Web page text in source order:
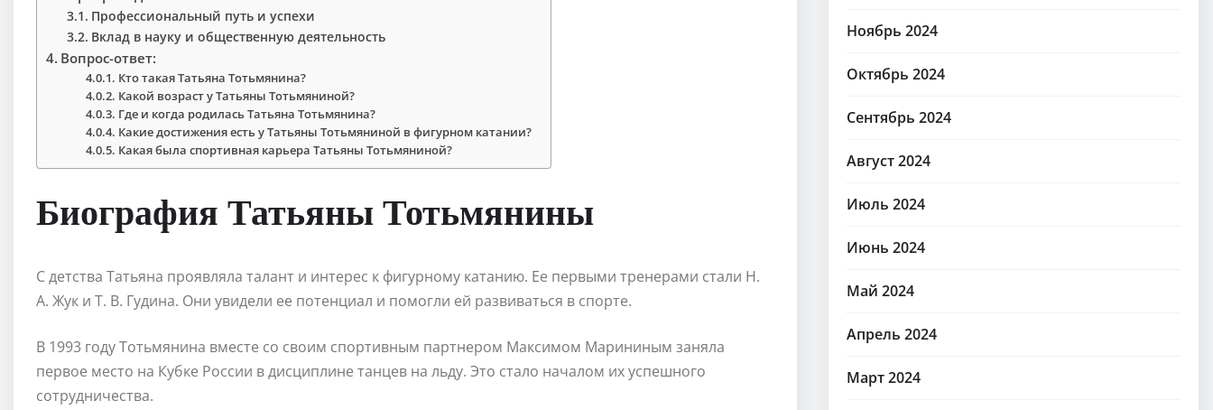
Профессиональный путь и успехи
Вклад в науку и общественную деятельность
Вопрос-ответ:
Кто такая Татьяна Тотьмянина?
Какой возраст у Татьяны Тотьмяниной?
Где и когда родилась Татьяна Тотьмянина?
Какие достижения есть у Татьяны Тотьмяниной в фигурном катании?
Какая была спортивная карьера Татьяны Тотьмяниной?
Биография Татьяны Тотьмянины
С детства Татьяна проявляла талант и интерес к фигурному катанию. Ее первыми тренерами стали Н.
А. Жук и Т. В. Гудина. Они увидели ее потенциал и помогли ей развиваться в спорте.
В 1993 году Тотьмянина вместе со своим спортивным партнером Максимом Марининым заняла
первое место на Кубке России в дисциплине танцев на льду. Это стало началом их успешного
сотрудничества.
Ноябрь 2024
Октябрь 2024
Сентябрь 2024
Август 2024
Июль 2024
Июнь 2024
Май 2024
Апрель 2024
Март 2024